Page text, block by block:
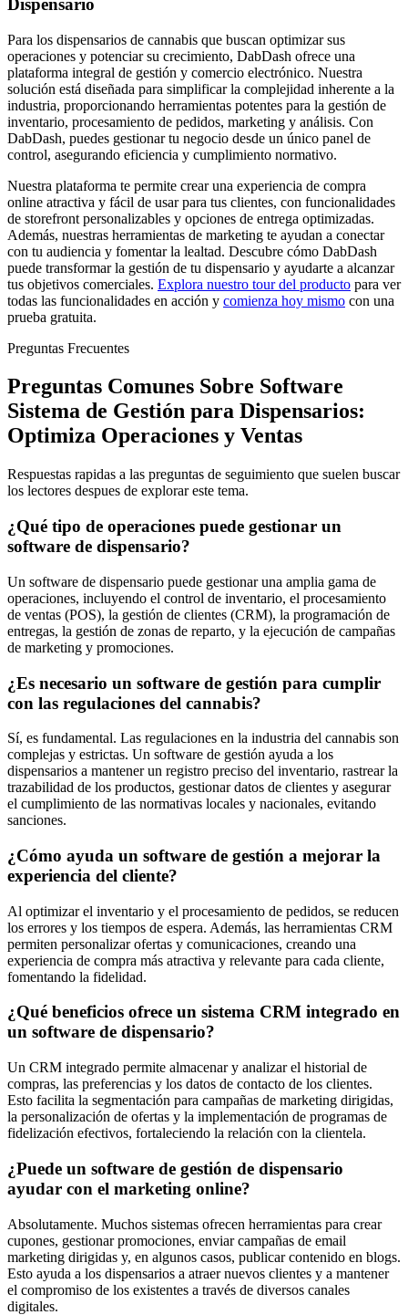
Dispensario
Para los dispensarios de cannabis que buscan optimizar sus
operaciones y potenciar su crecimiento, DabDash ofrece una
plataforma integral de gestión y comercio electrónico. Nuestra
solución está diseñada para simplificar la complejidad inherente a la
industria, proporcionando herramientas potentes para la gestión de
inventario, procesamiento de pedidos, marketing y análisis. Con
DabDash, puedes gestionar tu negocio desde un único panel de
control, asegurando eficiencia y cumplimiento normativo.
Nuestra plataforma te permite crear una experiencia de compra
online atractiva y fácil de usar para tus clientes, con funcionalidades
de storefront personalizables y opciones de entrega optimizadas.
Además, nuestras herramientas de marketing te ayudan a conectar
con tu audiencia y fomentar la lealtad. Descubre cómo DabDash
puede transformar la gestión de tu dispensario y ayudarte a alcanzar
tus objetivos comerciales. Explora nuestro tour del producto para ver
todas las funcionalidades en acción y comienza hoy mismo con una
prueba gratuita.
Preguntas Frecuentes
Preguntas Comunes Sobre Software
Sistema de Gestión para Dispensarios:
Optimiza Operaciones y Ventas
Respuestas rapidas a las preguntas de seguimiento que suelen buscar
los lectores despues de explorar este tema.
¿Qué tipo de operaciones puede gestionar un
software de dispensario?
Un software de dispensario puede gestionar una amplia gama de
operaciones, incluyendo el control de inventario, el procesamiento
de ventas (POS), la gestión de clientes (CRM), la programación de
entregas, la gestión de zonas de reparto, y la ejecución de campañas
de marketing y promociones.
¿Es necesario un software de gestión para cumplir
con las regulaciones del cannabis?
Sí, es fundamental. Las regulaciones en la industria del cannabis son
complejas y estrictas. Un software de gestión ayuda a los
dispensarios a mantener un registro preciso del inventario, rastrear la
trazabilidad de los productos, gestionar datos de clientes y asegurar
el cumplimiento de las normativas locales y nacionales, evitando
sanciones.
¿Cómo ayuda un software de gestión a mejorar la
experiencia del cliente?
Al optimizar el inventario y el procesamiento de pedidos, se reducen
los errores y los tiempos de espera. Además, las herramientas CRM
permiten personalizar ofertas y comunicaciones, creando una
experiencia de compra más atractiva y relevante para cada cliente,
fomentando la fidelidad.
¿Qué beneficios ofrece un sistema CRM integrado en
un software de dispensario?
Un CRM integrado permite almacenar y analizar el historial de
compras, las preferencias y los datos de contacto de los clientes.
Esto facilita la segmentación para campañas de marketing dirigidas,
la personalización de ofertas y la implementación de programas de
fidelización efectivos, fortaleciendo la relación con la clientela.
¿Puede un software de gestión de dispensario
ayudar con el marketing online?
Absolutamente. Muchos sistemas ofrecen herramientas para crear
cupones, gestionar promociones, enviar campañas de email
marketing dirigidas y, en algunos casos, publicar contenido en blogs.
Esto ayuda a los dispensarios a atraer nuevos clientes y a mantener
el compromiso de los existentes a través de diversos canales
digitales.